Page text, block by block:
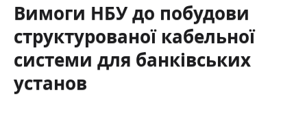
Вимоги НБУ до побудови
структурованої кабельної
системи для банківських
установ